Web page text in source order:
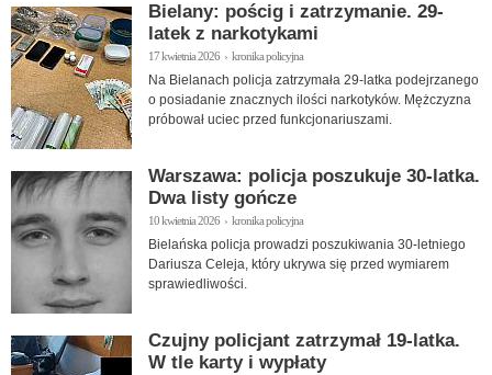
Bielany: pościg i zatrzymanie. 29-
latek z narkotykami
17 kwietnia 2026 › kronika policyjna
Na Bielanach policja zatrzymała 29-latka podejrzanego
o posiadanie znacznych ilości narkotyków. Mężczyzna
próbował uciec przed funkcjonariuszami.
Warszawa: policja poszukuje 30-latka.
Dwa listy gończe
10 kwietnia 2026 › kronika policyjna
Bielańska policja prowadzi poszukiwania 30-letniego
Dariusza Celeja, który ukrywa się przed wymiarem
sprawiedliwości.
Czujny policjant zatrzymał 19-latka.
W tle karty i wypłaty